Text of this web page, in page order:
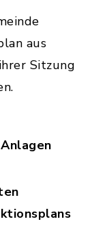
aus
Sitzung